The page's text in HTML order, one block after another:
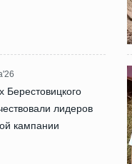
Берестовицкого
лидеров
кампании